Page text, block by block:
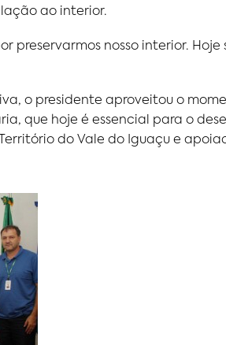
ao interior.
preservarmos nosso interior.
o presidente aproveitou o
que hoje é essencial para o
do Vale do Iguaçu e